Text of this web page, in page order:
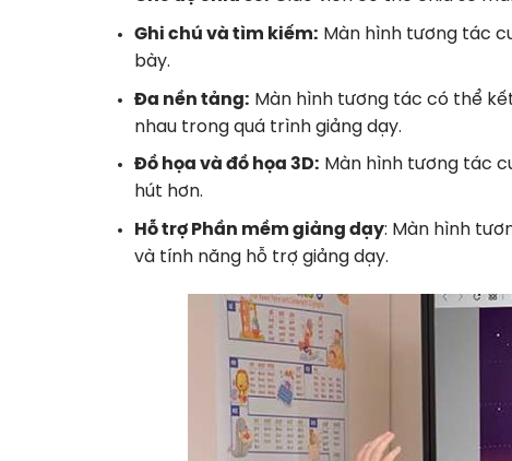
Ghi chú và tìm kiếm: Màn hình tương tác
bày.
Đa nền tảng: Màn hình tương tác có thể
nhau trong quá trình giảng dạy.
Đồ họa và đồ họa 3D: Màn hình tương tác
hút hơn.
Hỗ trợ Phần mềm giảng dạy: Màn hình
và tính năng hỗ trợ giảng dạy.